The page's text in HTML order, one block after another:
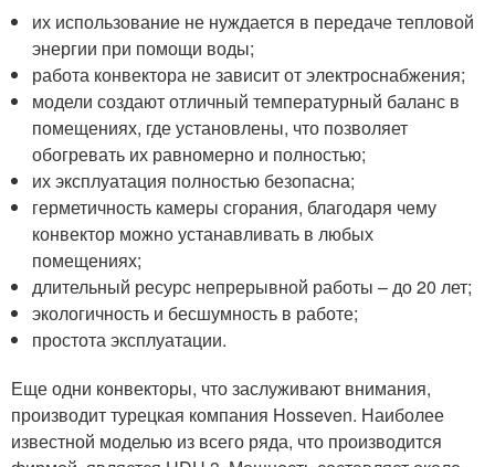
их использование не нуждается в передаче тепловой
энергии при помощи воды;
работа конвектора не зависит от электроснабжения;
модели создают отличный температурный баланс в
помещениях, где установлены, что позволяет
обогревать их равномерно и полностью;
их эксплуатация полностью безопасна;
герметичность камеры сгорания, благодаря чему
конвектор можно устанавливать в любых
помещениях;
длительный ресурс непрерывной работы – до 20 лет;
экологичность и бесшумность в работе;
простота эксплуатации.
Еще одни конвекторы, что заслуживают внимания,
производит турецкая компания Hosseven. Наиболее
известной моделью из всего ряда, что производится